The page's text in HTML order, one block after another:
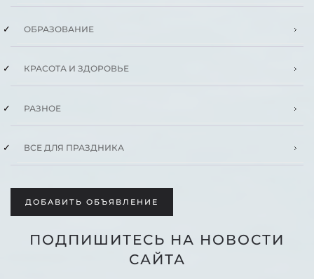
ОБРАЗОВАНИЕ
КРАСОТА И ЗДОРОВЬЕ
РАЗНОЕ
ВСЕ ДЛЯ ПРАЗДНИКА
ДОБАВИТЬ ОБЪЯВЛЕНИЕ
ПОДПИШИТЕСЬ НА НОВОСТИ
САЙТА